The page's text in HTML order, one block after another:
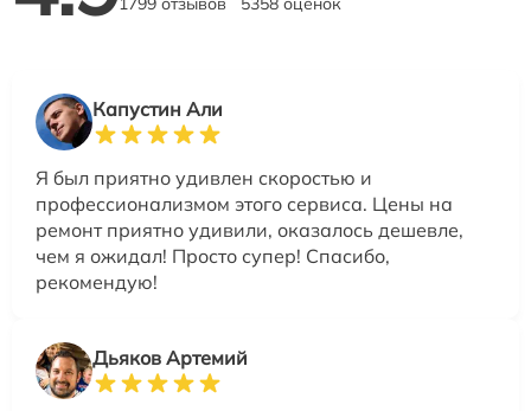
Капустин Али
Я был приятно удивлен скоростью и
профессионализмом этого сервиса. Цены на
ремонт приятно удивили, оказалось дешевле,
чем я ожидал! Просто супер! Спасибо,
рекомендую!
Дьяков Артемий